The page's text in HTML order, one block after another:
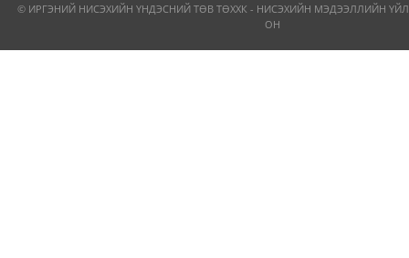
© ИРГЭНИЙ НИСЭХИЙН ҮНДЭСНИЙ ТӨВ ТӨХХК - НИСЭХИЙН МЭДЭЭЛЛИЙН
ОН